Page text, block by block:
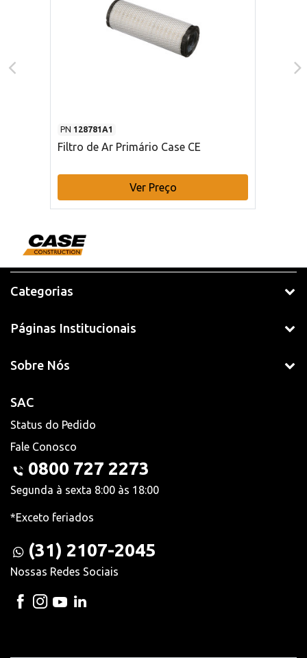
PN 128781A1
Filtro de Ar Primário Case CE
Ver Preço
Categorias
Páginas Institucionais
Sobre Nós
SAC
Status do Pedido
Fale Conosco
0800 727 2273
Segunda à sexta 8:00 às 18:00
*Exceto feriados
(31) 2107-2045
Nossas Redes Sociais